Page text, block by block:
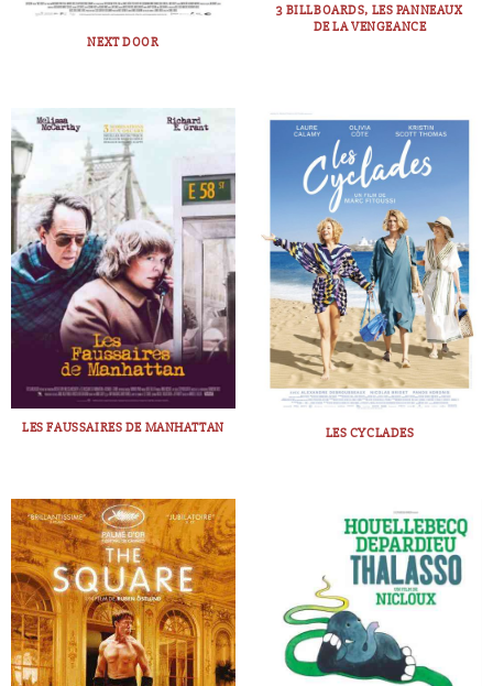
NEXT DOOR
3 BILLBOARDS, LES PANNEAUX
DE LA VENGEANCE
LES FAUSSAIRES DE MANHATTAN LES CYCLADES